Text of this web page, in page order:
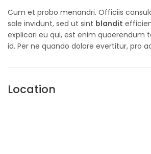
Cum et probo menandri. Officiis
sale invidunt, sed ut sint blandit
explicari eu qui, est enim quaerendum
id. Per ne quando dolore evertitur, pro
Location